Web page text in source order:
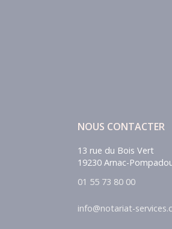
NOUS CONTACTER
13 rue du Bois Vert
19230 Arnac-
01 55 73 80 00
info@notariat-